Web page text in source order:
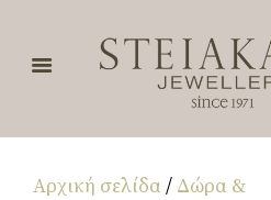
Αρχική σελίδα / Δώρα &